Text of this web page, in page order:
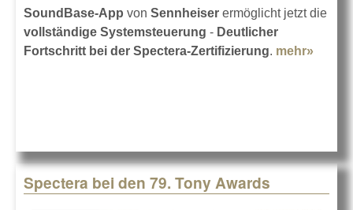
SoundBase-App von Sennheiser ermöglicht jetzt die
vollständige Systemsteuerung - Deutlicher
Fortschritt bei der Spectera-Zertifizierung. mehr»
Spectera bei den 79. Tony Awards